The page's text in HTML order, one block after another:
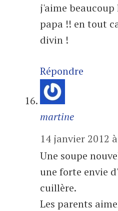
j'aime
papa !! en tout
divin !
Répondre
martine
14 janvier 2012
Une soupe
une forte envie
cuillère.
Les parents